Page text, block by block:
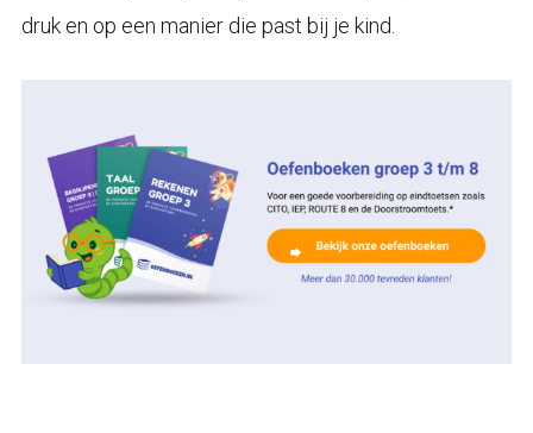
druk en op een manier die past bij je kind.